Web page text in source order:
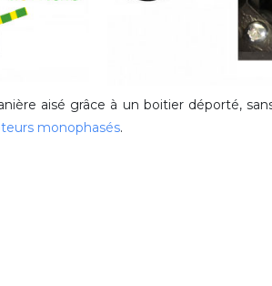
aisé grâce à un boitier déporté,
monophasés.